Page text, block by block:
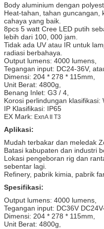
Body aluminium dengan
Heat-tahan, tahan guncangan,
cahaya yang baik.
8pcs 5 watt Cree LED putih
lebih dari 100, 000 jam.
Tidak ada UV atau IR untuk
radiasi berbahaya.
Output lumens: 4000 lumens,
Tegangan input: DC24-36V,
Dimensi: 204 * 278 * 115mm,
Unit Berat: 4800g,
Benang Inlet: G3 / 4,
Korosi perlindungan klasifikasi:
IP Klasifikasi: IP65
EX Mark: ExnA II T3
Aplikasi:
Mudah terbakar dan meledak
Batasi kabupaten dan industri
Lokasi pengeboran rig dan
sebentar lagi.
Refinery, pabrik kimia, pabrik
Spesifikasi:
Output lumens: 4000 lumens,
Tegangan input: DC36V
Dimensi: 204 * 278 * 115mm,
Unit Berat: 4800g,